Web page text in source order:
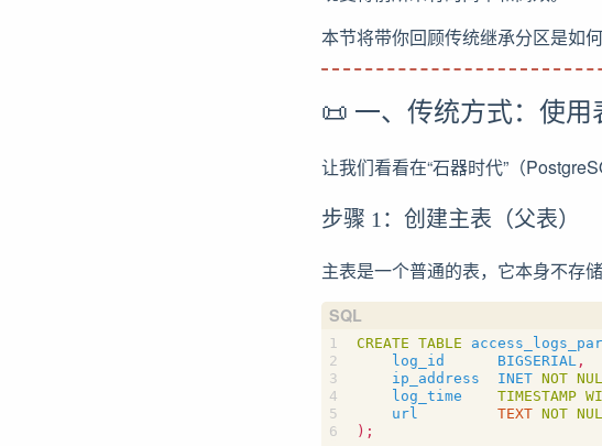
本节将带你回顾传统继承分区是如
📜 一、传统方式：使用
让我们看看在“石器时代”（
步骤 1：创建主表（父表）
主表是一个普通的表，它本身不存储
CREATE TABLE
log_id
BIGSERIAL ,
ip_address
INET NOT
log_time
TIMESTAMP
url
TEXT NOT
);